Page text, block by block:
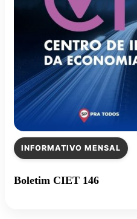
INFORMATIVO MENSAL
Boletim CIET 146